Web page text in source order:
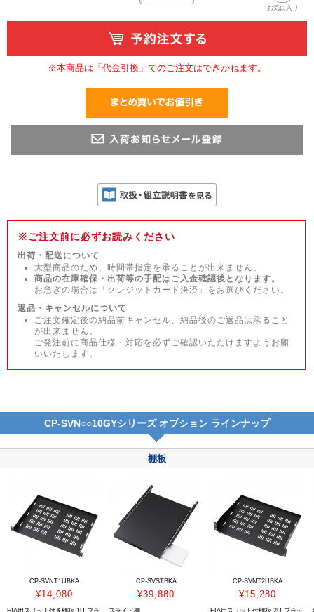
お気に入り
※本商品は「代金引換」でのご注文はできかねます。
※ご注文前に必ずお読みください
出荷・配送について
大型商品のため、時間帯指定を承ることが出来ません。
商品の在庫確保・出荷等の手配はご入金確認後となります。
お急ぎの場合は「クレジットカード決済」をお選びください。
返品・キャンセルについて
ご注文確定後の納品前キャンセル、納品後のご返品は承ること
が出来ません。
ご発注前に商品仕様・対応を必ずご確認いただけますようお願
いいたします。
CP-SVN○○10GYシリーズ オプション ラインナップ
棚板
CP-SVNT1UBKA
¥14,080
EIA用スリット付き棚板 1U ブラ
CP-SVSTBKA
¥39,880
スライド棚
CP-SVNT2UBKA
¥15,280
EIA用スリット付棚板 2U ブラッ